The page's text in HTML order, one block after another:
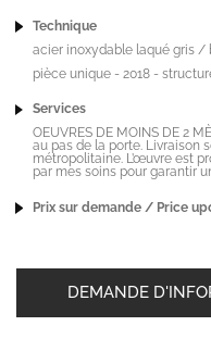
Technique
acier inoxydable laqué gris /
pièce unique - 2018 -
Services
OEUVRES DE MOINS DE 2
au pas de la porte. Livraison
métropolitaine. L’œuvre est
par mes soins pour garantir
Prix sur demande / Price
DEMANDE